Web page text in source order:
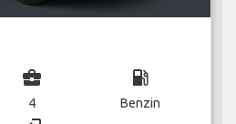
business_center
4
local_gas_station
Benzin